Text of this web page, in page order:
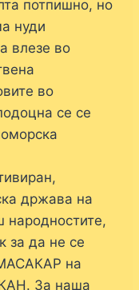
потпишно, но
нуди
влезе во
во
се се
држава на
народностите,
за да не се
на
За наша